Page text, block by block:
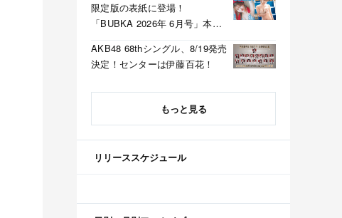
限定版の表紙に登場！
「BUBKA 2026年 6月号」本日
AKB48 68thシングル、8/19発売
決定！センターは伊藤百花！
もっと見る
リリーススケジュール